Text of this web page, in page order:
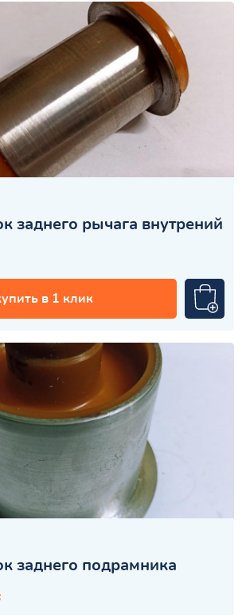
заднего рычага внутрений
в 1 клик
заднего подрамника